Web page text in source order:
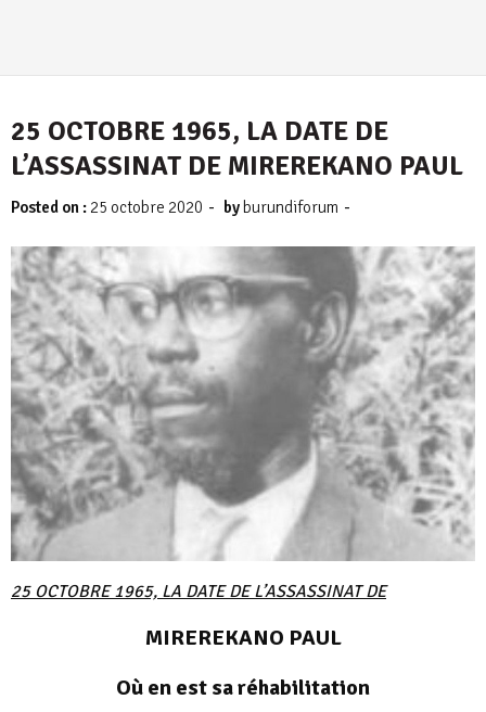
25 OCTOBRE 1965, LA DATE DE
L’ASSASSINAT DE MIREREKANO PAUL
Posted on : 25 octobre 2020 - by burundiforum -
25 OCTOBRE 1965, LA DATE DE L’ASSASSINAT DE
MIREREKANO PAUL
Où en est sa réhabilitation